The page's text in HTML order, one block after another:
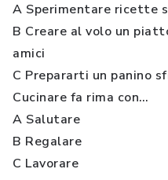
A Sperimentare ricette
B Creare al volo un
amici
C Prepararti un panino
Cucinare fa rima con…
A Salutare
B Regalare
C Lavorare